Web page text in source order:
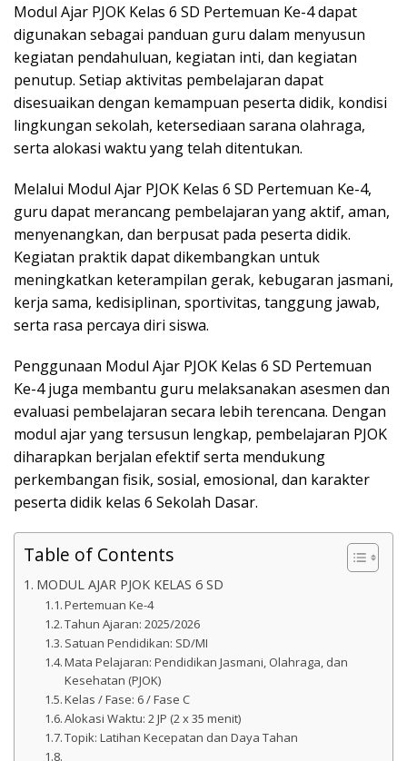
Modul Ajar PJOK Kelas 6 SD Pertemuan Ke-4 dapat
digunakan sebagai panduan guru dalam menyusun
kegiatan pendahuluan, kegiatan inti, dan kegiatan
penutup. Setiap aktivitas pembelajaran dapat
disesuaikan dengan kemampuan peserta didik, kondisi
lingkungan sekolah, ketersediaan sarana olahraga,
serta alokasi waktu yang telah ditentukan.
Melalui Modul Ajar PJOK Kelas 6 SD Pertemuan Ke-4,
guru dapat merancang pembelajaran yang aktif, aman,
menyenangkan, dan berpusat pada peserta didik.
Kegiatan praktik dapat dikembangkan untuk
meningkatkan keterampilan gerak, kebugaran jasmani,
kerja sama, kedisiplinan, sportivitas, tanggung jawab,
serta rasa percaya diri siswa.
Penggunaan Modul Ajar PJOK Kelas 6 SD Pertemuan
Ke-4 juga membantu guru melaksanakan asesmen dan
evaluasi pembelajaran secara lebih terencana. Dengan
modul ajar yang tersusun lengkap, pembelajaran PJOK
diharapkan berjalan efektif serta mendukung
perkembangan fisik, sosial, emosional, dan karakter
peserta didik kelas 6 Sekolah Dasar.
Table of Contents
MODUL AJAR PJOK KELAS 6 SD
Pertemuan Ke-4
Tahun Ajaran: 2025/2026
Satuan Pendidikan: SD/MI
Mata Pelajaran: Pendidikan Jasmani, Olahraga, dan
Kesehatan (PJOK)
Kelas / Fase: 6 / Fase C
Alokasi Waktu: 2 JP (2 x 35 menit)
Topik: Latihan Kecepatan dan Daya Tahan